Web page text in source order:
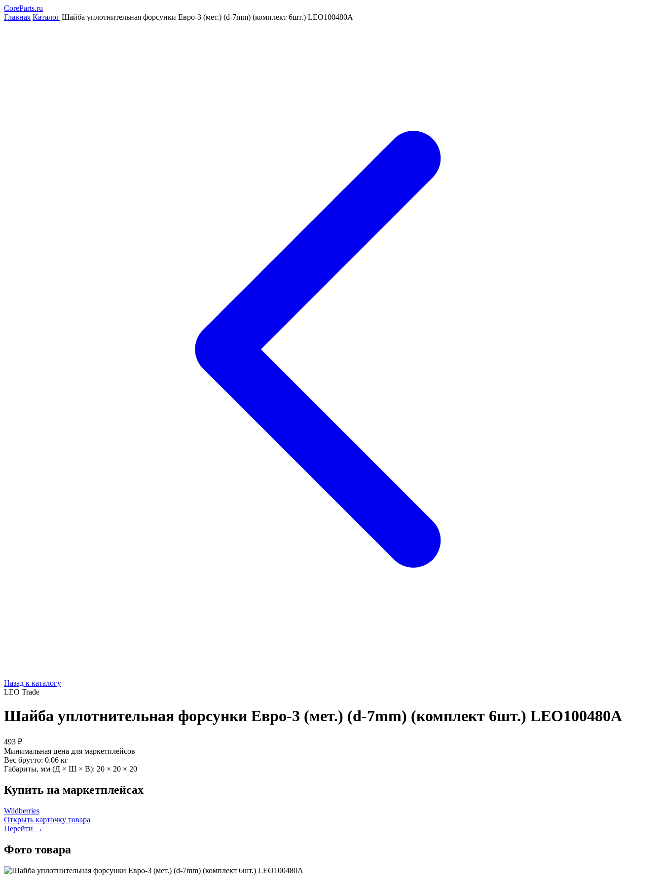
CoreParts.ru
Главная Каталог Шайба уплотнительная форсунки Евро-3 (мет.) (d-7mm) (комплект 6шт.) LEO100480A
Назад к каталогу
LEO Trade
Шайба уплотнительная форсунки Евро-3 (мет.) (d-7mm) (комплект 6шт.) LEO100480A
493 ₽
Минимальная цена для маркетплейсов
Вес брутто: 0.06 кг
Габариты, мм (Д × Ш × В): 20 × 20 × 20
Купить на маркетплейсах
Wildberries
Открыть карточку товара
Перейти →
Фото товара